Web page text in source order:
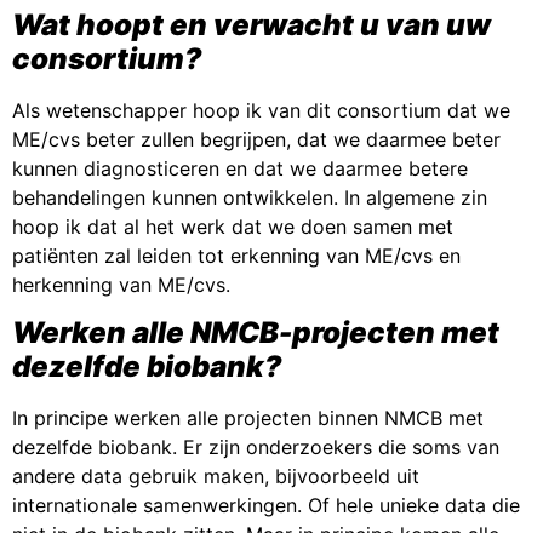
Wat hoopt en verwacht u van uw
consortium?
Als wetenschapper hoop ik van dit consortium dat we
ME/cvs beter zullen begrijpen, dat we daarmee beter
kunnen diagnosticeren en dat we daarmee betere
behandelingen kunnen ontwikkelen. In algemene zin
hoop ik dat al het werk dat we doen samen met
patiënten zal leiden tot erkenning van ME/cvs en
herkenning van ME/cvs.
Werken alle NMCB-projecten met
dezelfde biobank?
In principe werken alle projecten binnen NMCB met
dezelfde biobank. Er zijn onderzoekers die soms van
andere data gebruik maken, bijvoorbeeld uit
internationale samenwerkingen. Of hele unieke data die